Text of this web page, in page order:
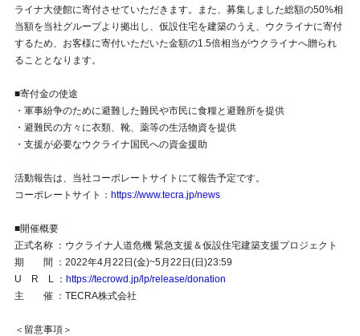
ライナ⼤使館に寄付させていただきます。また、募集しました総額の50%相
当額を当社グループより拠出し、仮設住宅を建築のうえ、ウクライナに寄付
するため、お客様に寄付いただいた⾦額の1.5倍相当がウクライナへ贈られ
ることとなります。
■寄付⾦の使途
・軍事紛争のために避難した難⺠や市⺠に⾷糧と避難所を提供
・避難⺠の⽅々に⾐類、靴、薬等の⽣活物資を提供
・⽀援が必要なウクライナ国⺠への資⾦援助
活動報告は、当社コーポレートサイトにて報告予定です。
コーポレートサイト： https://www.tecra.jp/news
■開催概要
正式名称 ：ウクライナ⼈道危機 緊急⽀援＆仮設住宅建築⽀援プロジェクト
期 間 ：2022年4月22日(金)~5月22日(日)23:59
U R L ： https://tecrowd.jp/lp/release/donation
主 催 ：TECRA株式会社
＜留意事項＞